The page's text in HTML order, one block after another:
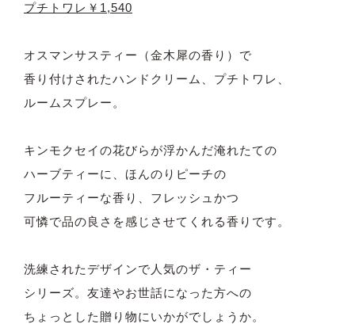
プチトワレ￥1,540
オスマンサスティー（金木犀の香り）で
香り付けされたハンドクリーム、プチトワレ、
ルームスプレー。
キンモクセイの花びらが浮かんだ淹れたての
ハーブティーに、ほんのりピーチの
フルーティーな香り、フレッシュかつ
可憐で品の良さを感じさせてくれる香りです。
洗練されたデザインで人気のザ・ティー
シリーズ。友達やお世話になった方への
ちょっとした贈り物にいかがでしょうか。